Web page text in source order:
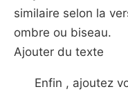
similaire selon la
ombre ou biseau.
Ajouter du texte
Enfin , ajoutez